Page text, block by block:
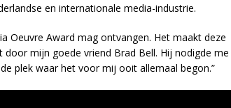
en internationale media-industrie.
Oeuvre Award mag ontvangen. Het maakt deze
mijn goede vriend Brad Bell. Hij nodigde me
plek waar het voor mij ooit allemaal begon.”